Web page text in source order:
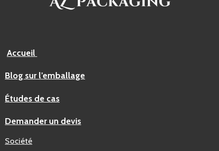
Accueil
Blog sur l’emballage
Études de cas
Demander un devis
Société